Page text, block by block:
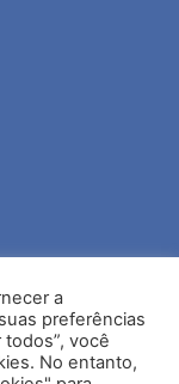
a
preferências
todos”, você
No entanto,